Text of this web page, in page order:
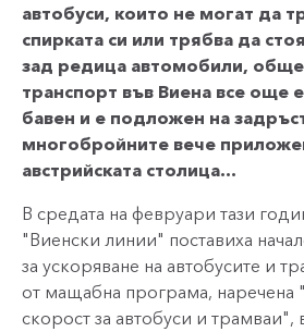
автобуси, които не могат да
спирката си или трябва да
зад редица автомобили,
транспорт във Виена все още
бавен и е подложен на
многобройните вече
австрийската столица…
В средата на февруари тази
"Виенски линии" поставиха
за ускоряване на автобусите и
от мащабна програма, наречена
скорост за автобуси и трамваи",